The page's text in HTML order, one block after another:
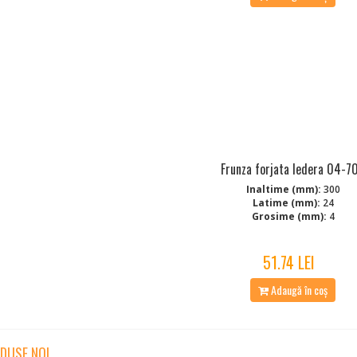
Frunza forjata Iedera 04-
Inaltime (mm): 300
Latime (mm): 24
Grosime (mm): 4
51.74 LEI
Adaugă în coș